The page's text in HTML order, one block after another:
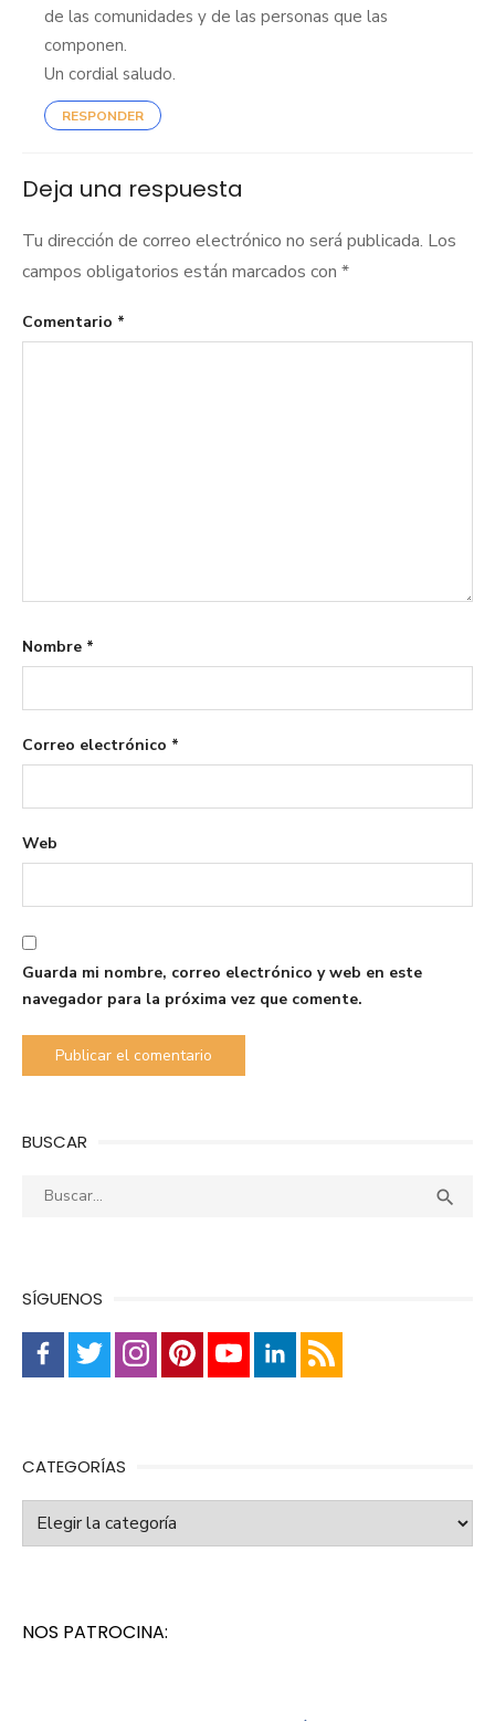
de las comunidades y de las personas que las
componen.
Un cordial saludo.
RESPONDER
Deja una respuesta
Tu dirección de correo electrónico no será publicada. Los
campos obligatorios están marcados con *
Comentario *
Nombre *
Correo electrónico *
Web
Guarda mi nombre, correo electrónico y web en este
navegador para la próxima vez que comente.
BUSCAR
Buscar: 
SÍGUENOS
CATEGORÍAS
Categorías
NOS PATROCINA: